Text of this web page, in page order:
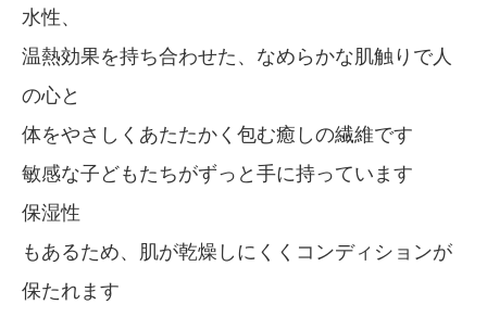
水性、
温熱効果を持ち合わせた、なめらかな肌触りで人
の心と
体をやさしくあたたかく包む癒しの繊維です
敏感な子どもたちがずっと手に持っています
保湿性
もあるため、肌が乾燥しにくくコンディションが
保たれます